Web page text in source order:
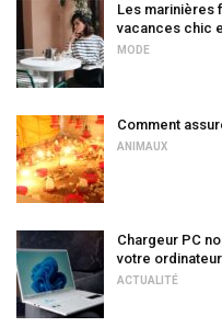
Les marinières
vacances chic
MODE
Comment
ANIMAUX
Chargeur PC
votre
ACTUALITÉ